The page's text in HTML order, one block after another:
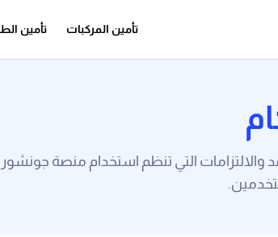
تأمين المركبات تأمين
والالتزامات التي تنظم استخدام منصة